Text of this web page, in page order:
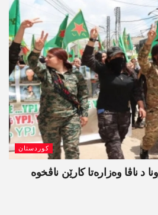
کوردستان
د ناڤا وەزارەتا کارێن ناڤخوە